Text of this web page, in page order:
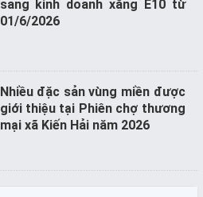
sang kinh doanh xăng E10 từ
01/6/2026
Nhiều đặc sản vùng miền được
giới thiệu tại Phiên chợ thương
mại xã Kiến Hải năm 2026